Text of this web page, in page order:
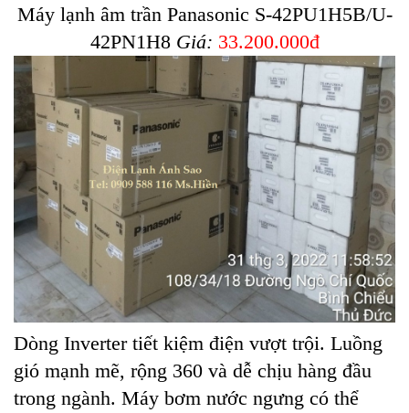
Máy lạnh âm trần Panasonic S-42PU1H5B/U-
42PN1H8 Giá: 33.200.000đ
Dòng Inverter tiết kiệm điện vượt trội. Luồng
gió mạnh mẽ, rộng 360 và dễ chịu hàng đầu
trong ngành. Máy bơm nước ngưng có thể